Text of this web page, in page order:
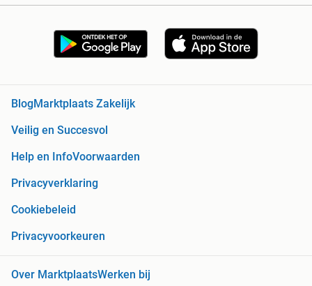
BlogMarktplaats Zakelijk
Veilig en Succesvol
Help en InfoVoorwaarden
Privacyverklaring
Cookiebeleid
Privacyvoorkeuren
Over MarktplaatsWerken bij